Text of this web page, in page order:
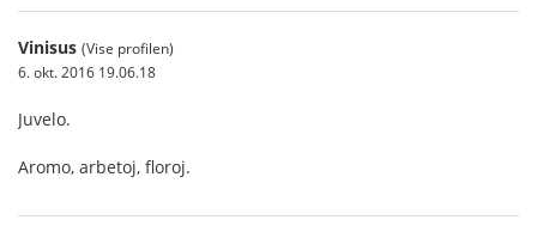
Vinisus (Vise profilen)
6. okt. 2016 19.06.18
Juvelo.
Aromo, arbetoj, floroj.